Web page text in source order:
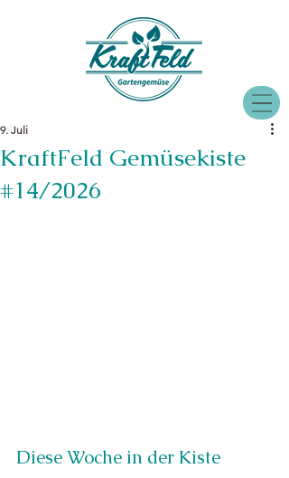
KraftFeld Gemüsekiste
#14/2026
9. Juli
Diese Woche in der Kiste